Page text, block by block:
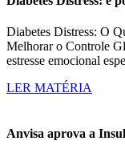
Diabetes Distress: O
Melhorar o Controle
estresse emocional
LER MATÉRIA
Anvisa aprova a